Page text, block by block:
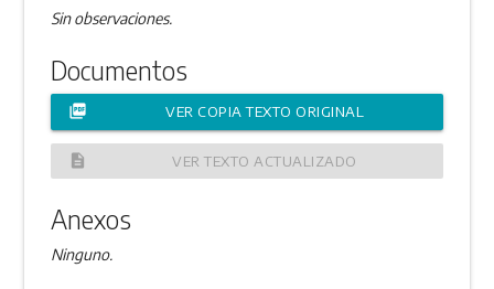
Sin observaciones.
Documentos
picture_as_pdf VER COPIA TEXTO ORIGINAL
description VER TEXTO ACTUALIZADO
Anexos
Ninguno.